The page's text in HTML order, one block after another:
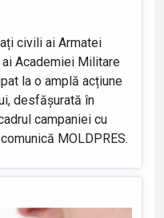
civili ai Armatei
Academiei Militare
la o amplă acțiune
desfășurată în
campaniei cu
MOLDPRES.